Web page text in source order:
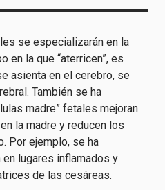
se especializarán en la
en la que “aterricen”, es
asienta en el cerebro, se
También se ha
madre” fetales mejoran
la madre y reducen los
Por ejemplo, se ha
lugares inflamados y
de las cesáreas.